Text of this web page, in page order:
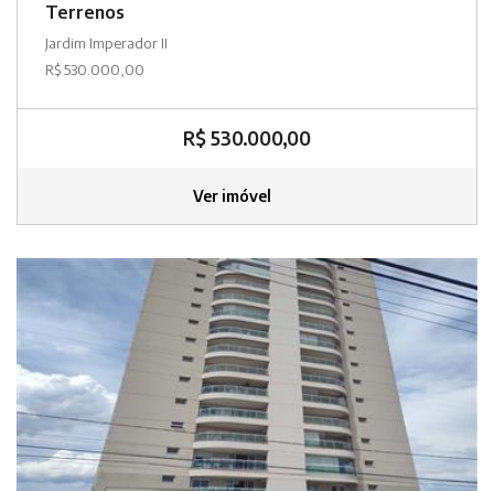
Terrenos
Jardim Imperador II
R$ 530.000,00
R$ 530.000,00
Ver imóvel